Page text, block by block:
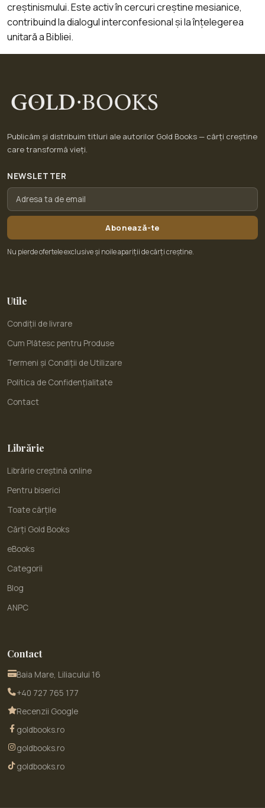
creștinismului. Este activ în cercuri creștine mesianice,
contribuind la dialogul interconfesional și la înțelegerea
unitară a Bibliei.
Publicăm și distribuim titluri ale autorilor Gold Books — cărți creștine
care transformă vieți.
NEWSLETTER
Abonează-te
Nu pierde ofertele exclusive și noile apariții de cărți creștine.
Utile
Condiții de livrare
Cum Plătesc pentru Produse
Termeni și Condiții de Utilizare
Politica de Confidențialitate
Contact
Librărie
Librărie creștină online
Pentru biserici
Toate cărțile
Cărți Gold Books
eBooks
Categorii
Blog
ANPC
Contact
Baia Mare, Liliacului 16
+40 727 765 177
Recenzii Google
goldbooks.ro
goldbooks.ro
goldbooks.ro